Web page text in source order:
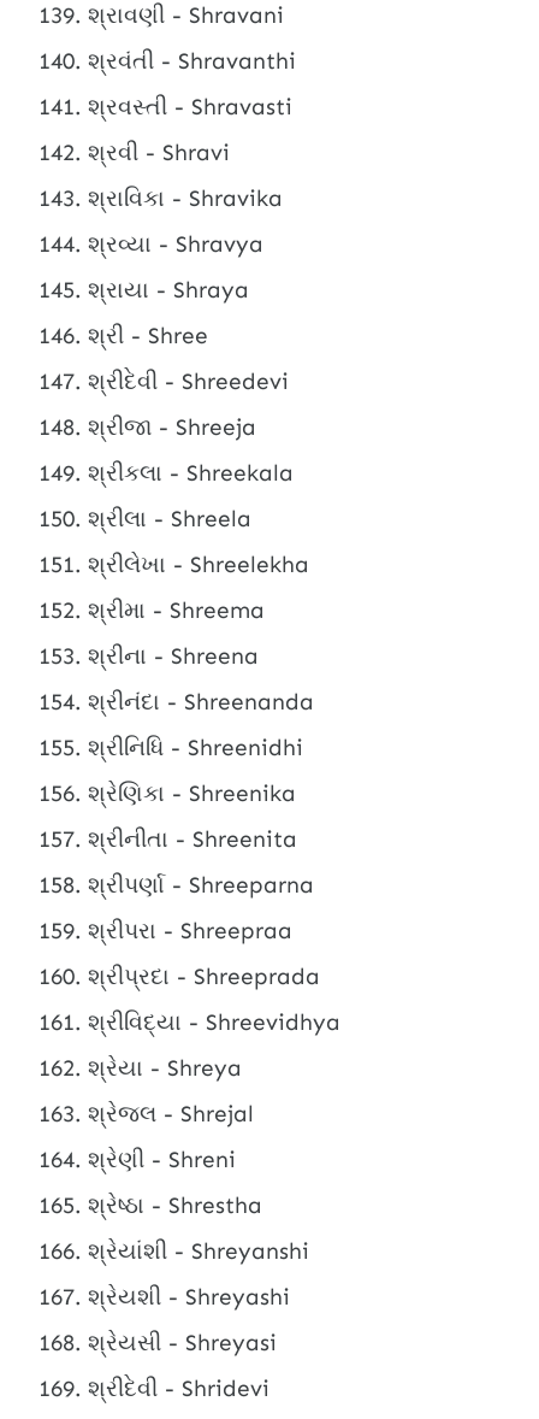
શ્રાવણી - Shravani
શ્રવંતી - Shravanthi
શ્રવસ્તી - Shravasti
શ્રવી - Shravi
શ્રાવિકા - Shravika
શ્રવ્યા - Shravya
શ્રાયા - Shraya
શ્રી - Shree
શ્રીદેવી - Shreedevi
શ્રીજા - Shreeja
શ્રીકલા - Shreekala
શ્રીલા - Shreela
શ્રીલેખા - Shreelekha
શ્રીમા - Shreema
શ્રીના - Shreena
શ્રીનંદા - Shreenanda
શ્રીનિધિ - Shreenidhi
શ્રેણિકા - Shreenika
શ્રીનીતા - Shreenita
શ્રીપર્ણા - Shreeparna
શ્રીપરા - Shreepraa
શ્રીપ્રદા - Shreeprada
શ્રીવિદ્યા - Shreevidhya
શ્રેયા - Shreya
શ્રેજલ - Shrejal
શ્રેણી - Shreni
શ્રેષ્ઠા - Shrestha
શ્રેયાંશી - Shreyanshi
શ્રેયશી - Shreyashi
શ્રેયસી - Shreyasi
શ્રીદેવી - Shridevi